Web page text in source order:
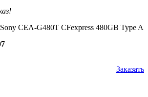
CEA-G480T CFexpress 480GB Type A
Заказать